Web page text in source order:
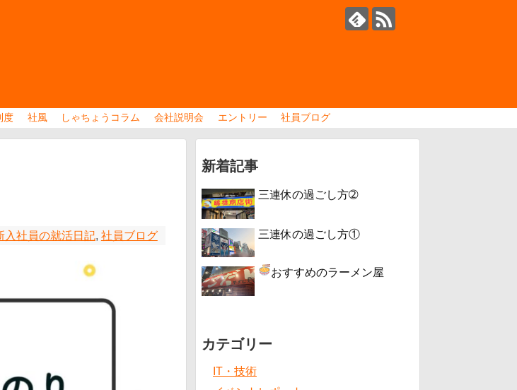
度 社風 しゃちょうコラム 会社説明会 エントリー 社員ブログ
入社員の就活日記, 社員ブログ
新着記事
三連休の過ごし方➁
三連休の過ごし方①
おすすめのラーメン屋
カテゴリー
IT・技術